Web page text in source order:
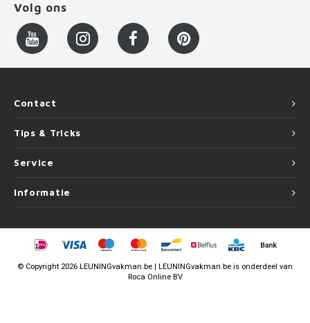
Volg ons
Contact
Tips & Tricks
Service
Informatie
© Copyright 2026 LEUNINGvakman.be | LEUNINGvakman.be is onderdeel van
Roca Online BV